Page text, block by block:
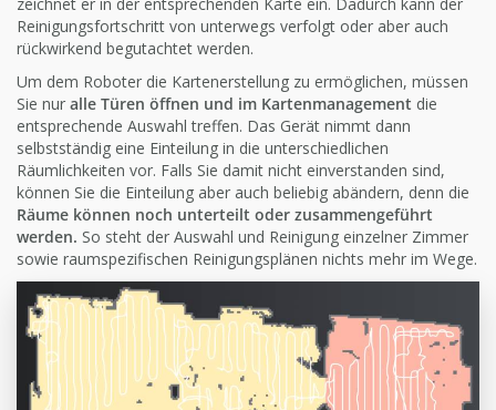
Reinigungsfortschritt von unterwegs verfolgt oder aber auch
rückwirkend begutachtet werden.
Um dem Roboter die Kartenerstellung zu ermöglichen, müssen
Sie nur alle Türen öffnen und im Kartenmanagement die
entsprechende Auswahl treffen. Das Gerät nimmt dann
selbstständig eine Einteilung in die unterschiedlichen
Räumlichkeiten vor. Falls Sie damit nicht einverstanden sind,
können Sie die Einteilung aber auch beliebig abändern, denn die
Räume können noch unterteilt oder zusammengeführt
werden. So steht der Auswahl und Reinigung einzelner Zimmer
sowie raumspezifischen Reinigungsplänen nichts mehr im Wege.